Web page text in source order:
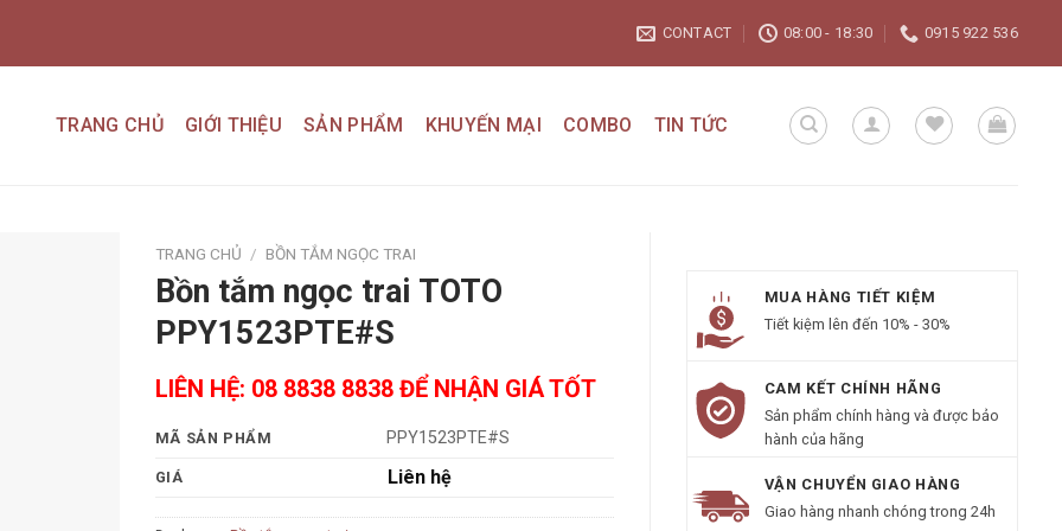
CONTACT 08:00 - 18:30 0915 922 536
TRANG CHỦ GIỚI THIỆU SẢN PHẨM KHUYẾN MẠI COMBO TIN TỨC
TRANG CHỦ / BỒN TẮM NGỌC TRAI
Bồn tắm ngọc trai TOTO
PPY1523PTE#S
LIÊN HỆ: 08 8838 8838 ĐỂ NHẬN GIÁ TỐT
MÃ SẢN PHẨM PPY1523PTE#S
GIÁ Liên hệ
MUA HÀNG TIẾT KIỆM
Tiết kiệm lên đến 10% - 30%
CAM KẾT CHÍNH HÃNG
Sản phẩm chính hàng và được bảo
hành của hãng
VẬN CHUYỂN GIAO HÀNG
Giao hàng nhanh chóng trong 24h